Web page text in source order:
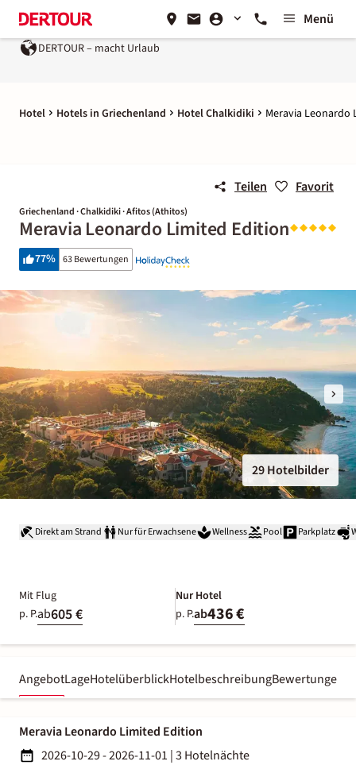
Menü
– macht Urlaub Ein Unternehmen der
Hotel Hotels in Griechenland Hotel Chalkidiki Meravia Leonardo
Teilen Favorit
Griechenland · Chalkidiki · Afitos (Athitos)
Meravia Leonardo Limited Edition
77% 63 Bewertungen
29 Hotelbilder
Direkt am Strand Nur für Erwachsene Wellness Pool Parkplatz
Mit Flug
p. P.ab605 €
Nur Hotel
p. P.ab436 €
AngebotLageHotelüberblickHotelbeschreibungBewertungen
Meravia Leonardo Limited Edition
2026-10-29 - 2026-11-01 |3 Hotelnächte